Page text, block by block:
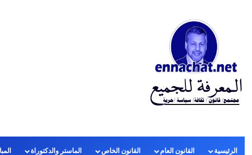
الرئيسية القانون العام القانون الخاص الماستر والدكتوراة